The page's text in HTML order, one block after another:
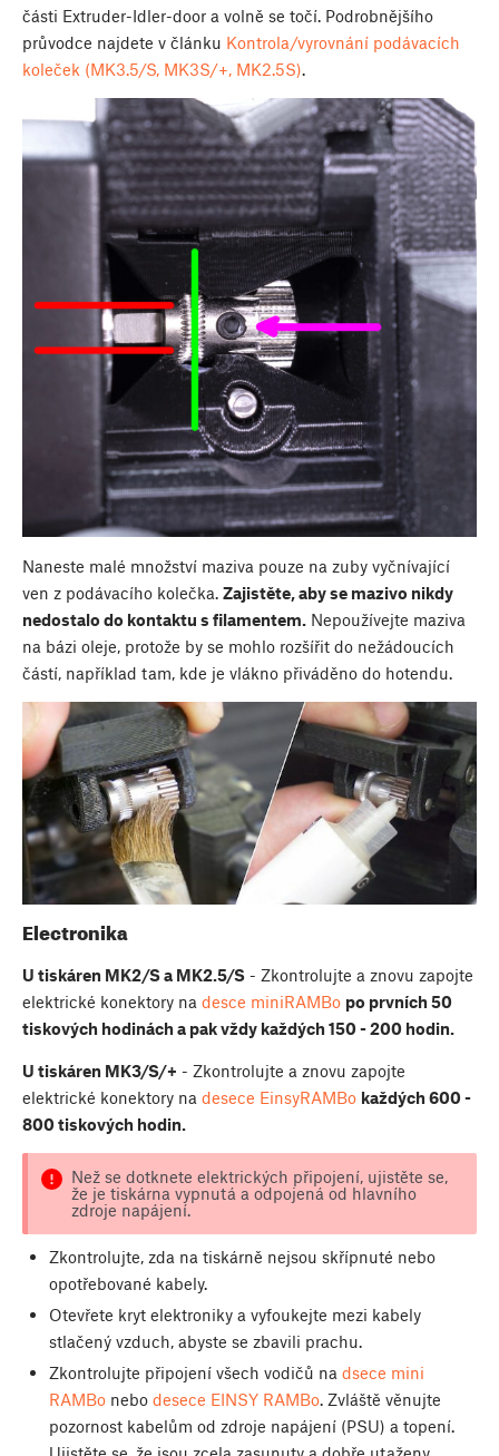
části Extruder-Idler-door a volně se točí. Podrobnějšího
průvodce najdete v článku Kontrola/vyrovnání podávacích
koleček (MK3.5/S, MK3S/+, MK2.5S).
Naneste malé množství maziva pouze na zuby vyčnívající
ven z podávacího kolečka. Zajistěte, aby se mazivo nikdy
nedostalo do kontaktu s filamentem. Nepoužívejte maziva
na bázi oleje, protože by se mohlo rozšířit do nežádoucích
částí, například tam, kde je vlákno přiváděno do hotendu.
Electronika
U tiskáren MK2/S a MK2.5/S - Zkontrolujte a znovu zapojte
elektrické konektory na desce miniRAMBo po prvních 50
tiskových hodinách a pak vždy každých 150 - 200 hodin.
U tiskáren MK3/S/+ - Zkontrolujte a znovu zapojte
elektrické konektory na desece EinsyRAMBo každých 600 -
800 tiskových hodin.
Než se dotknete elektrických připojení, ujistěte se,
že je tiskárna vypnutá a odpojená od hlavního
zdroje napájení.
Zkontrolujte, zda na tiskárně nejsou skřípnuté nebo
opotřebované kabely.
Otevřete kryt elektroniky a vyfoukejte mezi kabely
stlačený vzduch, abyste se zbavili prachu.
Zkontrolujte připojení všech vodičů na dsece mini
RAMBonebo desece EINSY RAMBo. Zvláště věnujte
pozornost kabelům od zdroje napájení (PSU) a topení.